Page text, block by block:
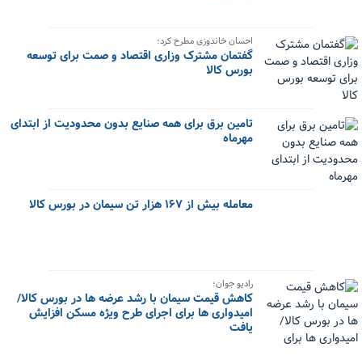
احسان خاندوزی مطرح کرد؛
گفتمان مشترک وزاری اقتصاد و صمت برای توسعه
بورس کالا
تامین برق برای همه صنایع بدون محدودیت از ابتدای
مهرماه
معامله بیش از ۱۶۷ هزار تن سیمان در بورس کالا
رادیو جوان؛
کاهش قیمت سیمان با رشد عرضه ها در بورس کالا/
امیدواری ها برای اجرای طرح ویژه مسکن افزایش
یافت